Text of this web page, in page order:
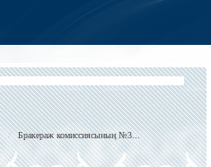
Бракераж комиссиясының №3...